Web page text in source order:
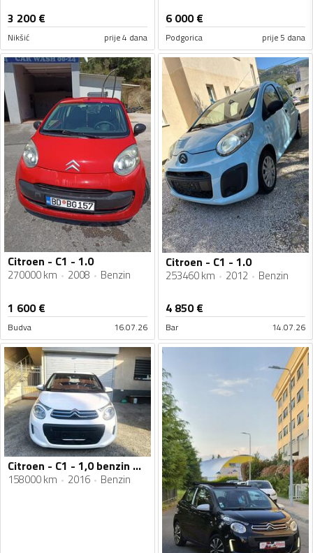
3 200€
Nikšić prije 4 dana
6 000€
Podgorica prije 5 dana
Citroen - C1 - 1.0
270000 km 2008 Benzin
1 600€
Budva 16.07.26
Citroen - C1 - 1.0
253460 km 2012 Benzin
4 850€
Bar 14.07.26
Citroen - C1 - 1,0 benzin Automatik
158000 km 2016 Benzin